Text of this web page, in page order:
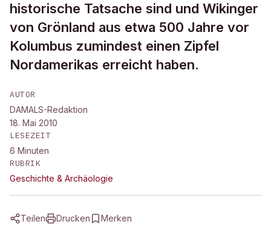
historische Tatsache sind und Wikinger
von Grönland aus etwa 500 Jahre vor
Kolumbus zumindest einen Zipfel
Nordamerikas erreicht haben.
AUTOR
DAMALS-Redaktion
18. Mai 2010
LESEZEIT
6 Minuten
RUBRIK
Geschichte & Archäologie
Teilen Drucken Merken